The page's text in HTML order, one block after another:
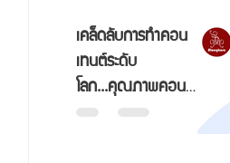
เคล็ดลับการทำคอน
เทนต์ระดับ
โลก...คุณภาพคอน
เทนต์ต้องมาก่อน!!